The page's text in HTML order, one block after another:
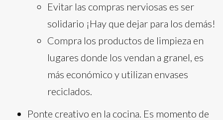
Evitar las compras nerviosas es ser
solidario ¡Hay que dejar para los demás!
Compra los productos de limpieza en
lugares donde los vendan a granel, es
más económico y utilizan envases
reciclados.
Ponte creativo en la cocina. Es momento de